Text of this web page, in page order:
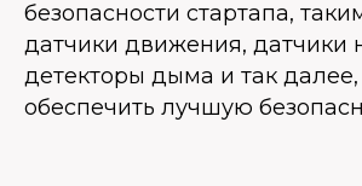
безопасности стартапа,
датчики движения, датчики
детекторы дыма и так далее,
обеспечить лучшую